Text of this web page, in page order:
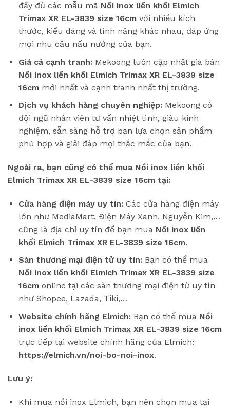
đầy đủ các mẫu mã Nồi inox liền khối Elmich
Trimax XR EL-3839 size 16cmvới nhiều kích
thước, kiểu dáng và tính năng khác nhau, đáp ứng
mọi nhu cầu nấu nướng của bạn.
Giá cả cạnh tranh:Mekoong luôn cập nhật giá bán
Nồi inox liền khối Elmich Trimax XR EL-3839 size
16cmmới nhất và cạnh tranh nhất thị trường.
Dịch vụ khách hàng chuyên nghiệp:Mekoong có
đội ngũ nhân viên tư vấn nhiệt tình, giàu kinh
nghiệm, sẵn sàng hỗ trợ bạn lựa chọn sản phẩm
phù hợp và giải đáp mọi thắc mắc của bạn.
Ngoài ra, bạn cũng có thể mua Nồi inox liền khối
Elmich Trimax XR EL-3839 size 16cm tại:
Cửa hàng điện máy uy tín:Các cửa hàng điện máy
lớn như MediaMart, Điện Máy Xanh, Nguyễn Kim,…
cũng là địa chỉ uy tín để bạn mua Nồi inox liền
khối Elmich Trimax XR EL-3839 size 16cm.
Sàn thương mại điện tử uy tín:Bạn có thể mua
Nồi inox liền khối Elmich Trimax XR EL-3839 size
16cmonline tại các sàn thương mại điện tử uy tín
như Shopee, Lazada, Tiki,…
Website chính hãng Elmich:Bạn có thể mua Nồi
inox liền khối Elmich Trimax XR EL-3839 size 16cm
trực tiếp tại website chính hãng của Elmich:
https://elmich.vn/noi-bo-noi-inox.
Lưu ý:
Khi mua nồi inox Elmich, bạn nên chọn mua tại